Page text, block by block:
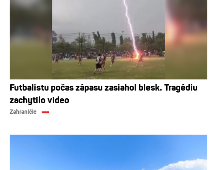
Futbalistu počas zápasu zasiahol blesk. Tragédiu
zachytilo video
Zahraničie